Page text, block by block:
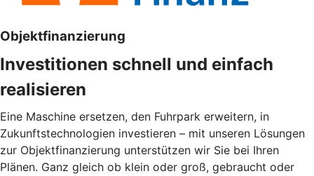
Objektfinanzierung
Investitionen schnell und einfach
realisieren
Eine Maschine ersetzen, den Fuhrpark erweitern, in
Zukunftstechnologien investieren – mit unseren Lösungen
zur Objektfinanzierung unterstützen wir Sie bei Ihren
Plänen. Ganz gleich ob klein oder groß, gebraucht oder